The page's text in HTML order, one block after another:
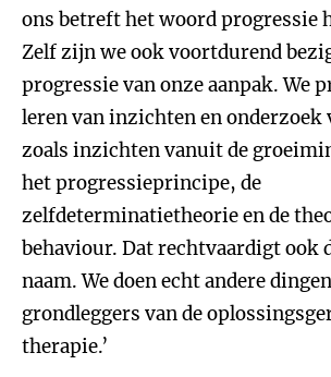
ons betreft het woord progressie
Zelf zijn we ook voortdurend
progressie van onze aanpak. We
leren van inzichten en onderzoek
zoals inzichten vanuit de
het progressieprincipe, de
zelfdeterminatietheorie en de
behaviour. Dat rechtvaardigt ook
naam. We doen echt andere
grondleggers van de
therapie.’